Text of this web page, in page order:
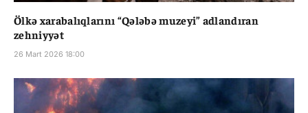
Ölkə xarabalıqlarını “Qələbə muzeyi” adlandıran
zehniyyət
26 Mart 2026 18:00